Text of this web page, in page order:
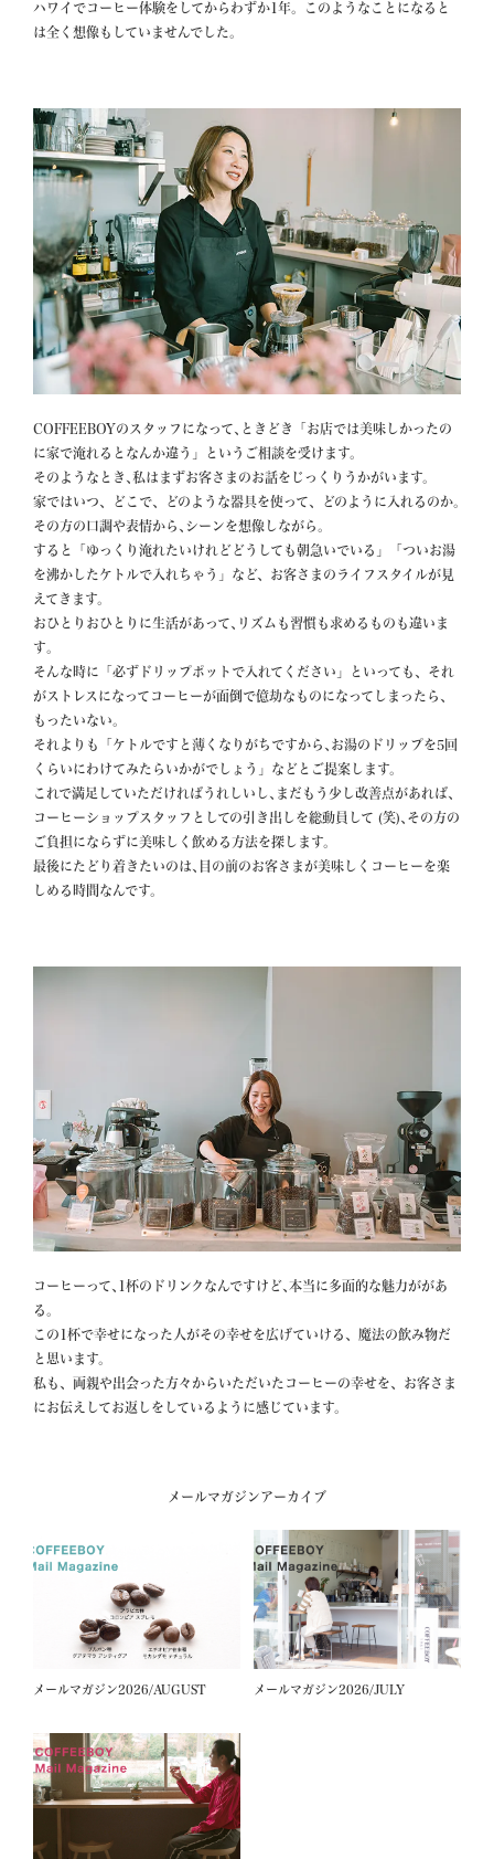
ハワイでコーヒー体験をしてからわずか1年。このようなことになると
COFFEEBOYのスタッフになって､ときどき「お店では美味しかったの
に家で淹れるとなんか違う」というご相談を受けます。
そのようなとき､私はまずお客さまのお話をじっくりうかがいます。
家ではいつ、どこで、どのような器具を使って、どのように入れるのか｡
その方の口調や表情から､シーンを想像しながら。
すると「ゆっくり淹れたいけれどどうしても朝急いでいる」「ついお湯
を沸かしたケトルで入れちゃう」など、お客さまのライフスタイルが見
えてきます。
おひとりおひとりに生活があって､リズムも習慣も求めるものも違いま
す｡
そんな時に「必ずドリップポットで入れてください」といっても、それ
がストレスになってコーヒーが面倒で億劫なものになってしまったら、
もったいない。
それよりも「ケトルですと薄くなりがちですから､お湯のドリップを5回
くらいにわけてみたらいかがでしょう」などとご提案します。
これで満足していただければうれしいし､まだもう少し改善点があれば､
コーヒーショップスタッフとしての引き出しを総動員して (笑)､その方の
ご負担にならずに美味しく飲める方法を探します。
最後にたどり着きたいのは､目の前のお客さまが美味しくコーヒーを楽
しめる時間なんです。
コーヒーって､1杯のドリンクなんですけど､本当に多面的な魅力ががあ
る。
この1杯で幸せになった人がその幸せを広げていける、魔法の飲み物だ
と思います。
私も、両親や出会った方々からいただいたコーヒーの幸せを、お客さま
にお伝えしてお返しをしているように感じています。
メールマガジンアーカイブ
メールマガジン2026/AUGUST メールマガジン2026/JULY